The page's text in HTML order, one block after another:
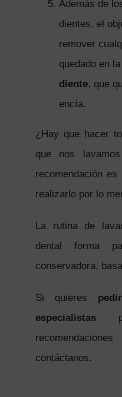
Además de
dientes, el
remover
quedado en la
diente, que
encía.
¿Hay que hacer
que nos
recomendación
realizarlo por lo
La rutina de
dental forma
conservadora,
Si quieres
especialistas
contáctanos.